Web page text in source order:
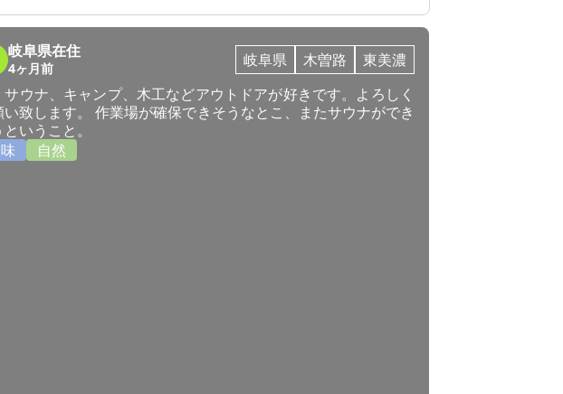
岐阜県在住
4ヶ月前 岐阜県 木曽路
東美濃
サウナ、キャンプ、木工などアウトドアが好きです。よろしく
い致します。 作業場が確保できそうなとこ、またサウナができ
いうこと。
自然